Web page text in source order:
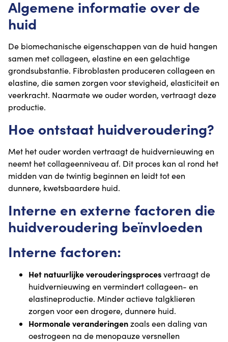
Algemene informatie over de
huid
De biomechanische eigenschappen van de huid hangen
samen met collageen, elastine en een gelachtige
grondsubstantie. Fibroblasten produceren collageen en
elastine, die samen zorgen voor stevigheid, elasticiteit en
veerkracht. Naarmate we ouder worden, vertraagt deze
productie.
Hoe ontstaat huidveroudering?
Met het ouder worden vertraagt de huidvernieuwing en
neemt het collageenniveau af. Dit proces kan al rond het
midden van de twintig beginnen en leidt tot een
dunnere, kwetsbaardere huid.
Interne en externe factoren die
huidveroudering beïnvloeden
Interne factoren:
Het natuurlijke verouderingsprocesvertraagt de
huidvernieuwing en vermindert collageen- en
elastineproductie. Minder actieve talgklieren
zorgen voor een drogere, dunnere huid.
Hormonale veranderingenzoals een daling van
oestrogeen na de menopauze versnellen